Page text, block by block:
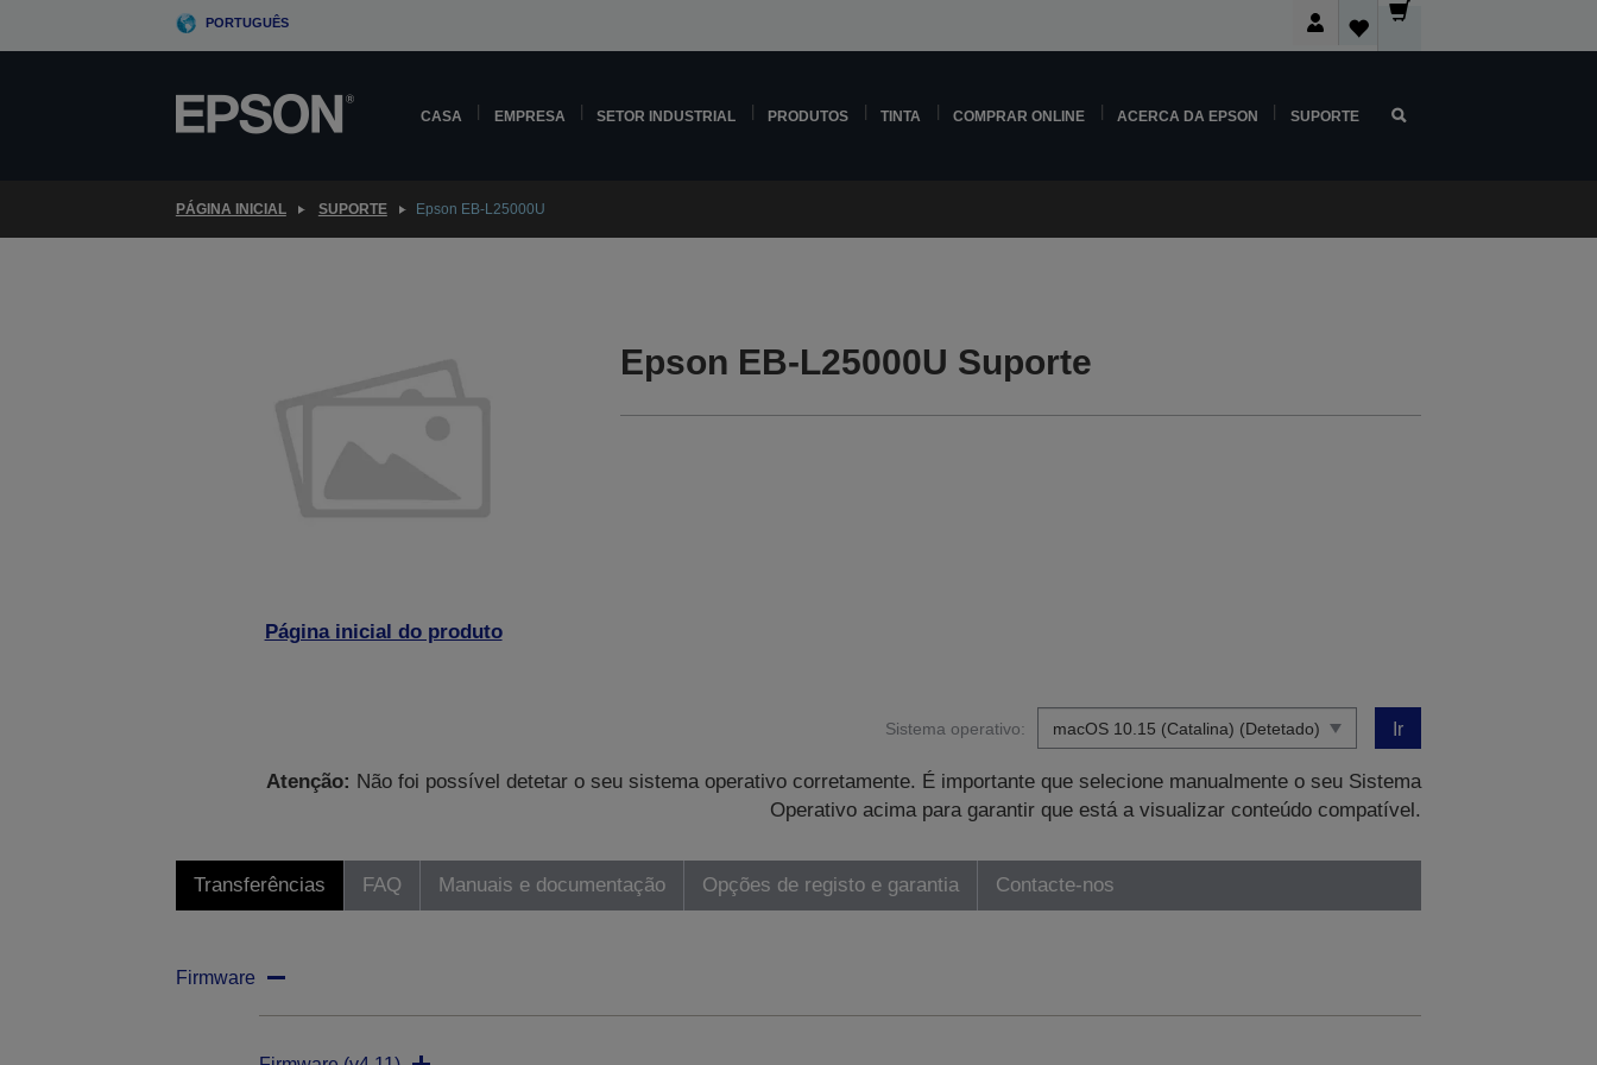
PORTUGUÊS
CASA EMPRESA SETOR INDUSTRIAL PRODUTOS TINTA COMPRAR ONLINE ACERCA DA EPSON SUPORTE
PÁGINA INICIAL SUPORTE Epson EB-L25000U
Página inicial do produto
Epson EB-L25000U Suporte
Sistema operativo: Ir
Atenção: Não foi possível detetar o seu sistema operativo corretamente. É importante que selecione manualmente o seu Sistema
Operativo acima para garantir que está a visualizar conteúdo compatível.
Transferências FAQ Manuais e documentação Opções de registo e garantia Contacte-nos
Firmware